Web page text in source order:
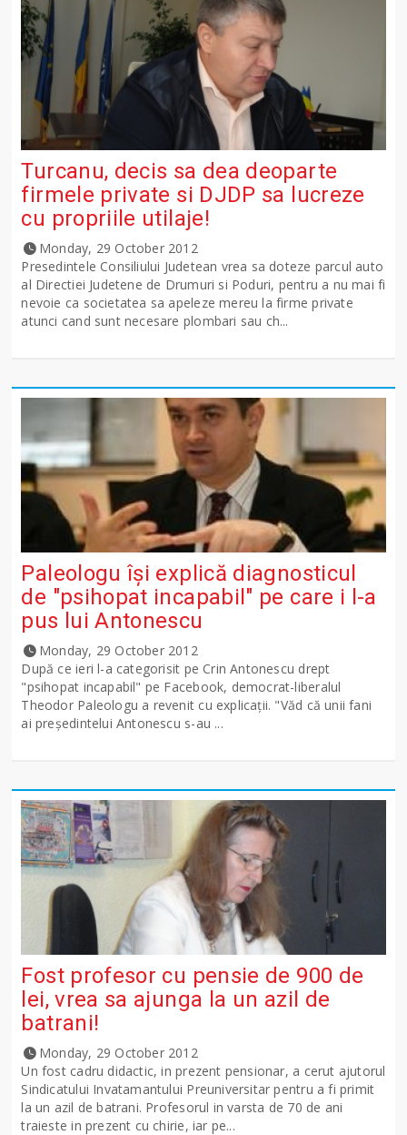
Turcanu, decis sa dea deoparte
firmele private si DJDP sa lucreze
cu propriile utilaje!
Monday, 29 October 2012
Presedintele Consiliului Judetean vrea sa doteze parcul auto
al Directiei Judetene de Drumuri si Poduri, pentru a nu mai fi
nevoie ca societatea sa apeleze mereu la firme private
atunci cand sunt necesare plombari sau ch...
Paleologu își explică diagnosticul
de "psihopat incapabil" pe care i l-a
pus lui Antonescu
Monday, 29 October 2012
După ce ieri l-a categorisit pe Crin Antonescu drept
"psihopat incapabil" pe Facebook, democrat-liberalul
Theodor Paleologu a revenit cu explicații. "Văd că unii fani
ai preşedintelui Antonescu s-au ...
Fost profesor cu pensie de 900 de
lei, vrea sa ajunga la un azil de
batrani!
Monday, 29 October 2012
Un fost cadru didactic, in prezent pensionar, a cerut ajutorul
Sindicatului Invatamantului Preuniversitar pentru a fi primit
la un azil de batrani. Profesorul in varsta de 70 de ani
traieste in prezent cu chirie, iar pe...